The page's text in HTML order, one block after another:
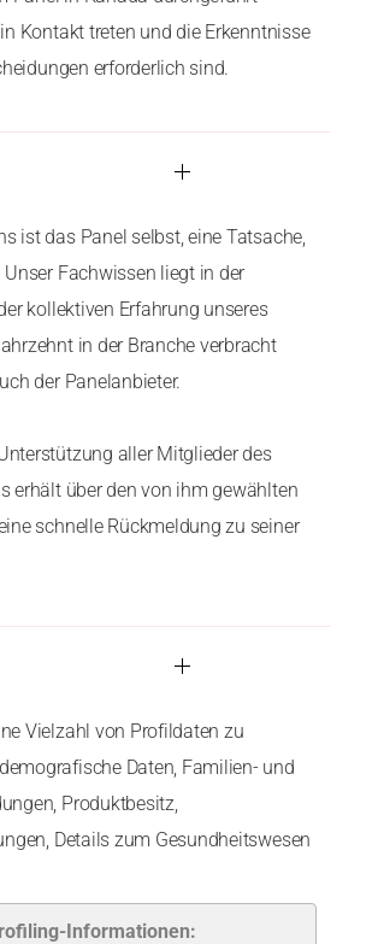
Kontakt treten und die Erkenntnisse
erforderlich sind.
ist das Panel selbst, eine Tatsache,
Fachwissen liegt in der
kollektiven Erfahrung unseres
in der Branche verbracht
der Panelanbieter.
aller Mitglieder des
erhält über den von ihm gewählten
schnelle Rückmeldung zu seiner
Vielzahl von Profildaten zu
Daten, Familien- und
Produktbesitz,
Details zum Gesundheitswesen
Informationen: